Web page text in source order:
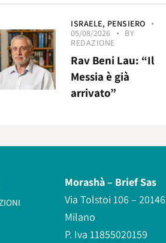
ISRAELE, PENSIERO
05/08/2026
BY
REDAZIONE
Rav Beni Lau: “Il
Messia è già
arrivato”
Morashà – Brief Sas
Via Tolstoi 106 – 20146
Milano
P. Iva 11855020159